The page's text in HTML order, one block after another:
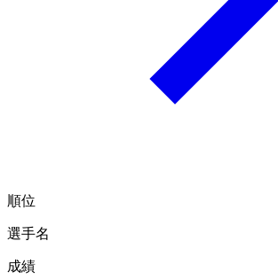
順位
選手名
成績